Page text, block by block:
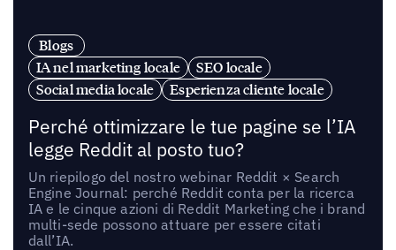
Blogs
IA nel marketing locale
SEO locale
Social media locale
Esperienza cliente locale
Perché ottimizzare le tue pagine se l’IA
legge Reddit al posto tuo?
Un riepilogo del nostro webinar Reddit × Search
Engine Journal: perché Reddit conta per la ricerca
IA e le cinque azioni di Reddit Marketing che i brand
multi-sede possono attuare per essere citati
dall’IA.